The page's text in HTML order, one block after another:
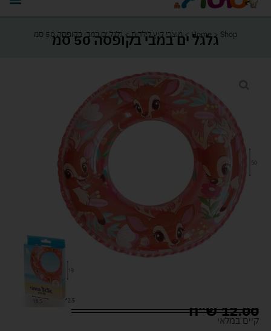
Home> Shop
>מוצרי קיץ לילדים>גלגל ים במבי בקופסה 50 סמגלגל ים במבי בקופסה 50 סמ
12.00ש"ח
קיים במלאי